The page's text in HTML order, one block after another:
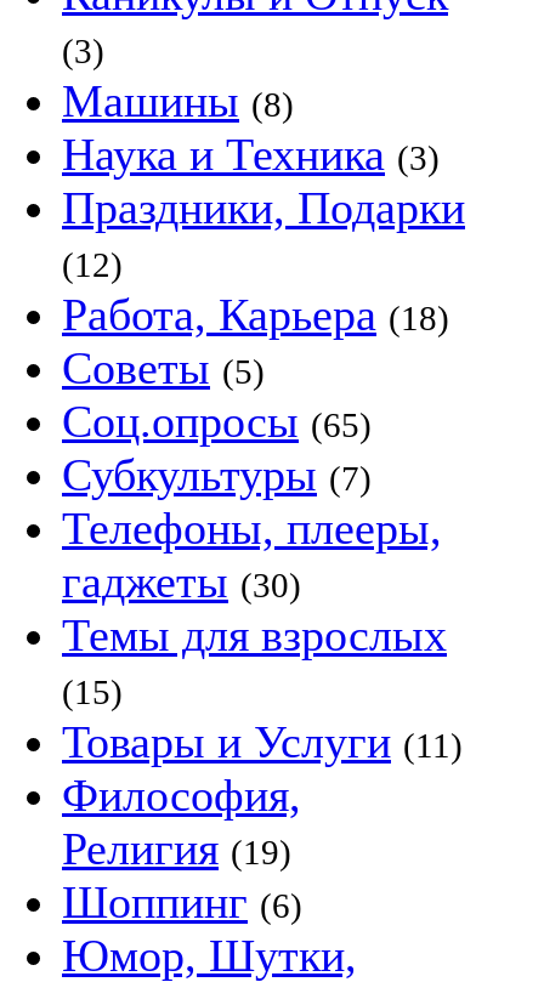
(3)
Машины (8)
Наука и Техника (3)
Праздники, Подарки
(12)
Работа, Карьера (18)
Советы (5)
Соц.опросы (65)
Субкультуры (7)
Телефоны, плееры,
гаджеты (30)
Темы для взрослых
(15)
Товары и Услуги (11)
Философия,
Религия (19)
Шоппинг (6)
Юмор, Шутки,